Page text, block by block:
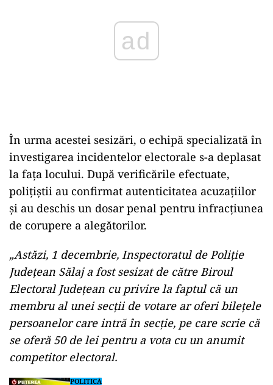
În urma acestei sesizări, o echipă specializată în
investigarea incidentelor electorale s-a deplasat
la fața locului. După verificările efectuate,
polițiștii au confirmat autenticitatea acuzațiilor
și au deschis un dosar penal pentru infracțiunea
de corupere a alegătorilor.
„Astăzi, 1 decembrie, Inspectoratul de Poliţie
Judeţean Sălaj a fost sesizat de către Biroul
Electoral Judeţean cu privire la faptul că un
membru al unei secţii de votare ar oferi bileţele
persoanelor care intră în secţie, pe care scrie că
se oferă 50 de lei pentru a vota cu un anumit
competitor electoral.
POLITICĂ